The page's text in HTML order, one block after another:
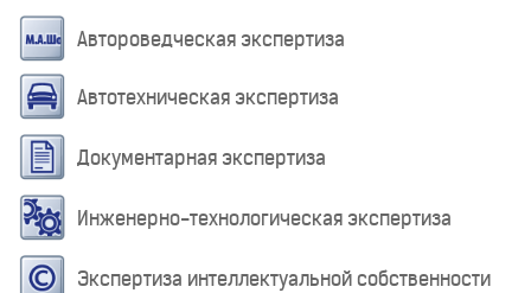
Автороведческая экспертиза
Автотехническая экспертиза
Документарная экспертиза
Инженерно-технологическая экспертиза
Экспертиза интеллектуальной собственности